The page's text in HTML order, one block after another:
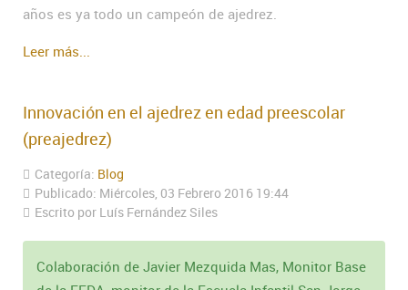
años es ya todo un campeón de ajedrez.
Leer más...
Innovación en el ajedrez en edad preescolar
(preajedrez)
Categoría: Blog
Publicado: Miércoles, 03 Febrero 2016 19:44
Escrito por Luís Fernández Siles
Colaboración de Javier Mezquida Mas, Monitor Base